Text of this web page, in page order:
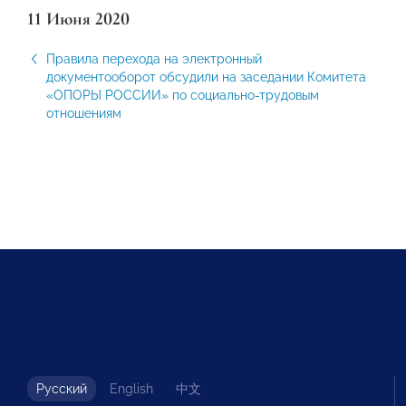
11 Июня 2020
Правила перехода на электронный
документооборот обсудили на заседании Комитета
«ОПОРЫ РОССИИ» по социально-трудовым
отношениям
Русский English 中文